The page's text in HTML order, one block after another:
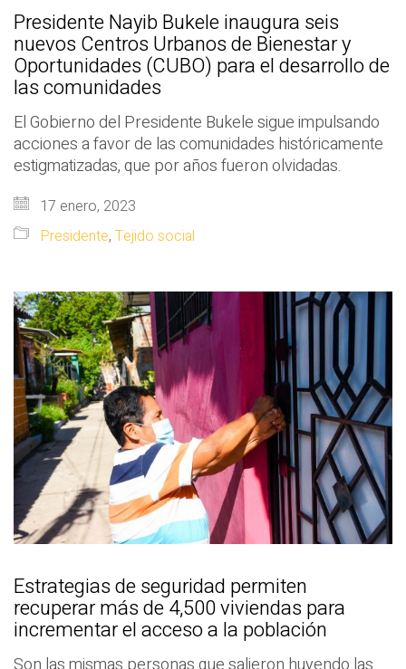
Presidente Nayib Bukele inaugura seis
nuevos Centros Urbanos de Bienestar y
Oportunidades (CUBO) para el desarrollo de
las comunidades
El Gobierno del Presidente Bukele sigue impulsando
acciones a favor de las comunidades históricamente
estigmatizadas, que por años fueron olvidadas.
17 enero, 2023
Presidente, Tejido social
Estrategias de seguridad permiten
recuperar más de 4,500 viviendas para
incrementar el acceso a la población